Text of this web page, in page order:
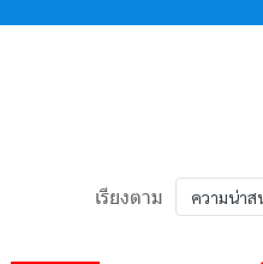
เรียงตาม ความน่าส